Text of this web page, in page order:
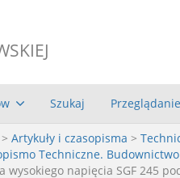
Szukaj
> Artykuły i czasopisma >
Techniczne. Budownictwo
napięcia SGF 245